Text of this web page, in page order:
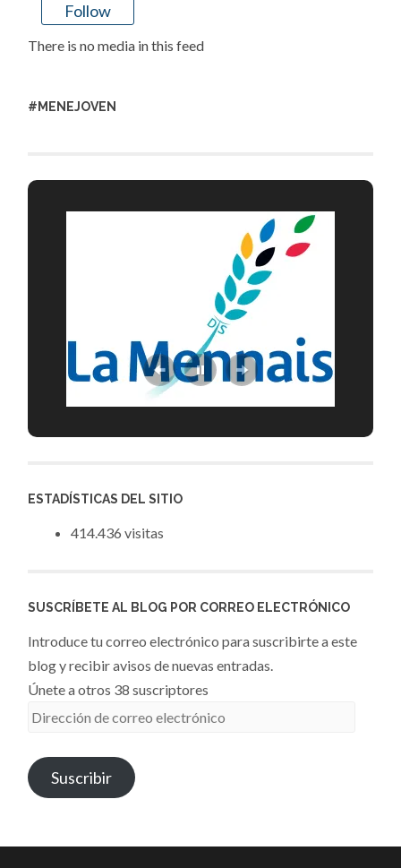
Follow
There is no media in this feed
#MENEJOVEN
ESTADÍSTICAS DEL SITIO
414.436 visitas
SUSCRÍBETE AL BLOG POR CORREO ELECTRÓNICO
Introduce tu correo electrónico para suscribirte a este
blog y recibir avisos de nuevas entradas.
Únete a otros 38 suscriptores
Dirección
correo
electrónico
Suscribir